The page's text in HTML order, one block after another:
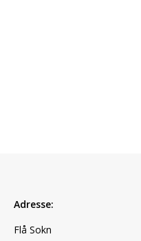
Adresse:
Flå Sokn